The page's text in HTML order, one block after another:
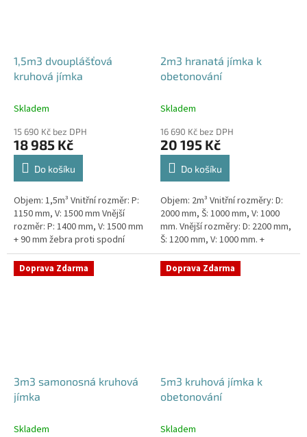
1,5m3 dvouplášťová
kruhová jímka
Skladem
15 690 Kč bez DPH
18 985 Kč
Do košíku
Objem: 1,5m³ Vnitřní rozměr: P:
1150 mm, V: 1500 mm Vnější
rozměr: P: 1400 mm, V: 1500 mm
+ 90 mm žebra proti spodní
vodě + komínek Jímka do míst s
vysokou hladinou spodní vody...
2m3 hranatá jímka k
obetonování
Skladem
16 690 Kč bez DPH
20 195 Kč
Do košíku
Objem: 2m³ Vnitřní rozměry: D:
2000 mm, Š: 1000 mm, V: 1000
mm. Vnější rozměry: D: 2200 mm,
Š: 1200 mm, V: 1000 mm. +
komínek Jímka vhodná pod
parkovací stání, komunikace i...
Doprava Zdarma
3m3 samonosná kruhová
jímka
Skladem
Doprava Zdarma
5m3 kruhová jímka k
obetonování
Skladem